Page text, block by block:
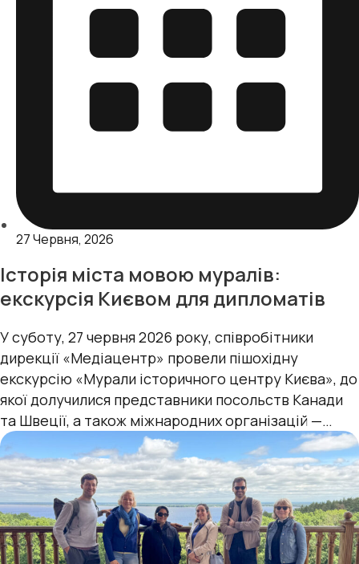
27 Червня, 2026
Історія міста мовою муралів:
екскурсія Києвом для дипломатів
У суботу, 27 червня 2026 року, співробітники
дирекції «Медіацентр» провели пішохідну
екскурсію «Мурали історичного центру Києва», до
якої долучилися представники посольств Канади
та Швеції, а також міжнародних організацій —
УВКБ